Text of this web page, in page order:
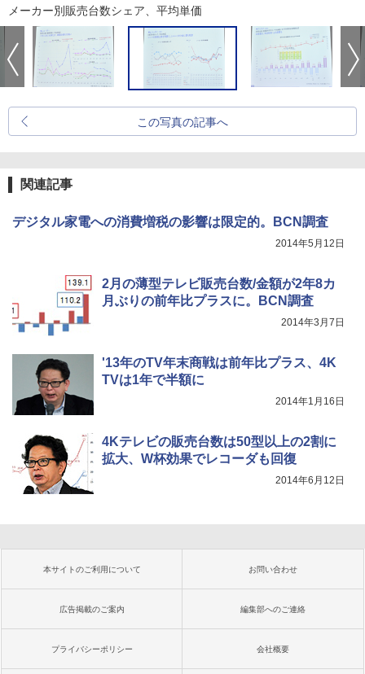
メーカー別販売台数シェア、平均単価
この写真の記事へ
関連記事
デジタル家電への消費増税の影響は限定的。BCN調査
2014年5月12日
2月の薄型テレビ販売台数/金額が2年8カ
月ぶりの前年比プラスに。BCN調査
2014年3月7日
'13年のTV年末商戦は前年比プラス、4K
TVは1年で半額に
2014年1月16日
4Kテレビの販売台数は50型以上の2割に
拡大、W杯効果でレコーダも回復
2014年6月12日
本サイトのご利用について お問い合わせ
広告掲載のご案内 編集部へのご連絡
プライバシーポリシー 会社概要